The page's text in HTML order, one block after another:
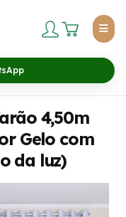
4,50m
Gelo com
da luz)